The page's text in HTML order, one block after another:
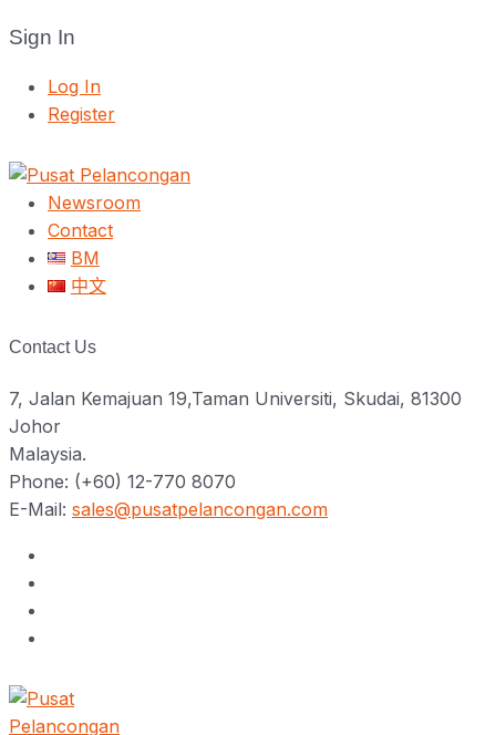
Sign In
Log In
Register
Newsroom
Contact
BM
中文
Contact Us
7, Jalan Kemajuan 19,Taman Universiti, Skudai, 81300
Johor
Malaysia.
Phone: (+60) 12-770 8070
E-Mail: sales@pusatpelancongan.com